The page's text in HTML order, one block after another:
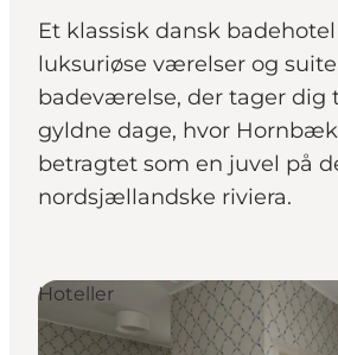
Spis & drik
Områder
Planlæg din tur
CopenPay
Copenhagen Card
Et klassisk dansk
luksuriøse værelser og
badeværelse, der tager dig
gyldne dage, hvor
betragtet som en juvel på
nordsjællandske riviera.
Hoteller